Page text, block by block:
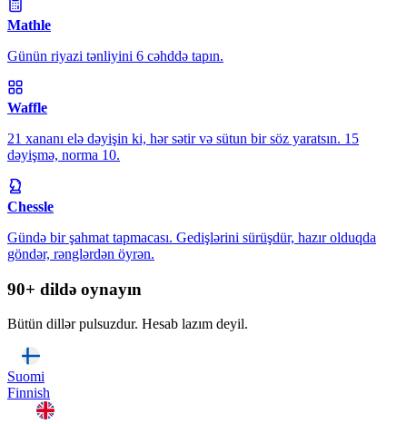
Mathle
Günün riyazi tənliyini 6 cəhddə tapın.
Waffle
21 xananı elə dəyişin ki, hər sətir və sütun bir söz yaratsın. 15
dəyişmə, norma 10.
Chessle
Gündə bir şahmat tapmacası. Gedişlərini sürüşdür, hazır olduqda
göndər, rənglərdən öyrən.
90+ dildə oynayın
Bütün dillər pulsuzdur. Hesab lazım deyil.
Suomi
Finnish